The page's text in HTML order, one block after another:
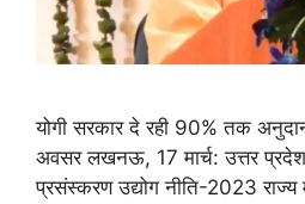
योगी सरकार दे रही 90% तक
अवसर लखनऊ, 17 मार्च: उत्तर
प्रसंस्करण उद्योग नीति-2023